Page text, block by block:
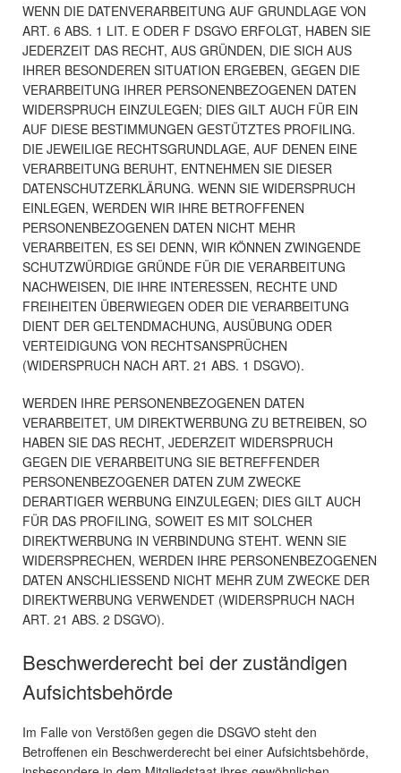
WENN DIE DATENVERARBEITUNG AUF GRUNDLAGE VON
ART. 6 ABS. 1 LIT. E ODER F DSGVO ERFOLGT, HABEN SIE
JEDERZEIT DAS RECHT, AUS GRÜNDEN, DIE SICH AUS
IHRER BESONDEREN SITUATION ERGEBEN, GEGEN DIE
VERARBEITUNG IHRER PERSONENBEZOGENEN DATEN
WIDERSPRUCH EINZULEGEN; DIES GILT AUCH FÜR EIN
AUF DIESE BESTIMMUNGEN GESTÜTZTES PROFILING.
DIE JEWEILIGE RECHTSGRUNDLAGE, AUF DENEN EINE
VERARBEITUNG BERUHT, ENTNEHMEN SIE DIESER
DATENSCHUTZERKLÄRUNG. WENN SIE WIDERSPRUCH
EINLEGEN, WERDEN WIR IHRE BETROFFENEN
PERSONENBEZOGENEN DATEN NICHT MEHR
VERARBEITEN, ES SEI DENN, WIR KÖNNEN ZWINGENDE
SCHUTZWÜRDIGE GRÜNDE FÜR DIE VERARBEITUNG
NACHWEISEN, DIE IHRE INTERESSEN, RECHTE UND
FREIHEITEN ÜBERWIEGEN ODER DIE VERARBEITUNG
DIENT DER GELTENDMACHUNG, AUSÜBUNG ODER
VERTEIDIGUNG VON RECHTSANSPRÜCHEN
(WIDERSPRUCH NACH ART. 21 ABS. 1 DSGVO).
WERDEN IHRE PERSONENBEZOGENEN DATEN
VERARBEITET, UM DIREKTWERBUNG ZU BETREIBEN, SO
HABEN SIE DAS RECHT, JEDERZEIT WIDERSPRUCH
GEGEN DIE VERARBEITUNG SIE BETREFFENDER
PERSONENBEZOGENER DATEN ZUM ZWECKE
DERARTIGER WERBUNG EINZULEGEN; DIES GILT AUCH
FÜR DAS PROFILING, SOWEIT ES MIT SOLCHER
DIREKTWERBUNG IN VERBINDUNG STEHT. WENN SIE
WIDERSPRECHEN, WERDEN IHRE PERSONENBEZOGENEN
DATEN ANSCHLIESSEND NICHT MEHR ZUM ZWECKE DER
DIREKTWERBUNG VERWENDET (WIDERSPRUCH NACH
ART. 21 ABS. 2 DSGVO).
Beschwerde­recht bei der zuständigen
Aufsichts­behörde
Im Falle von Verstößen gegen die DSGVO steht den
Betroffenen ein Beschwerderecht bei einer Aufsichtsbehörde,